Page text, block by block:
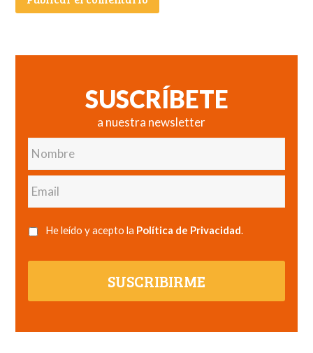
SUSCRÍBETE
a nuestra newsletter
Nombre
Email
He leído y acepto la Política de Privacidad.
SUSCRIBIRME